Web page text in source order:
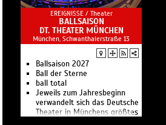
EREIGNISSE / Theater
BALLSAISON
DT. THEATER MÜNCHEN
München, Schwanthalerstraße 13
Ballsaison 2027
Ball der Sterne
ball total
Jeweils zum Jahresbeginn
verwandelt sich das Deutsche
Theater in Münchens größtes